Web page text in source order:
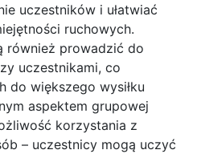
uczestników i ułatwiać
ruchowych.
również prowadzić do
uczestnikami, co
do większego wysiłku
aspektem grupowej
korzystania z
– uczestnicy mogą uczyć